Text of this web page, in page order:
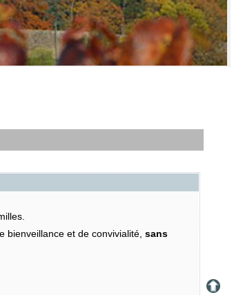
bienveillance et de convivialité, sans